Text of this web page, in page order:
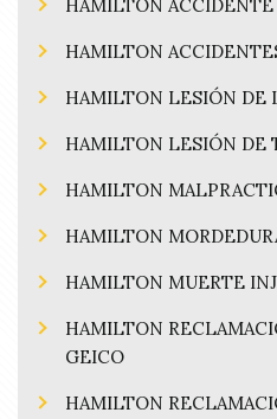
HAMILTON ACCIDENTE
HAMILTON
HAMILTON LESIÓN DE
HAMILTON LESIÓN DE
HAMILTON
HAMILTON
HAMILTON MUERTE
HAMILTON
GEICO
HAMILTON